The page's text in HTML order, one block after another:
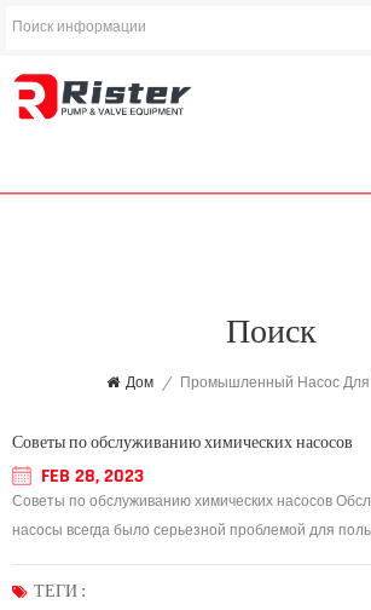
Поиск
Дом / Промышленный Насос
Советы по обслуживанию химических насосов
FEB 28, 2023
Советы по обслуживанию химических насосов
насосы всегда было серьезной проблемой для
помочь нам лучше использовать химические
ТЕГИ :